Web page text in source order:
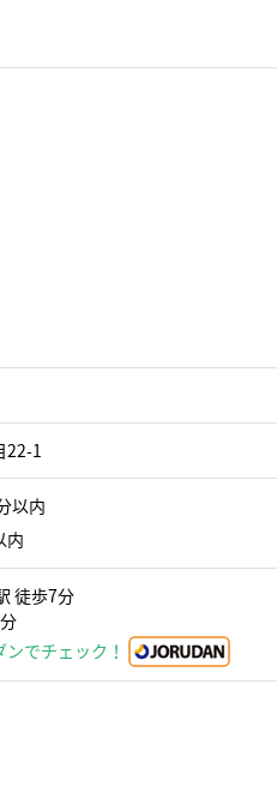
22-1
以内
内
徒歩7分
でチェック！